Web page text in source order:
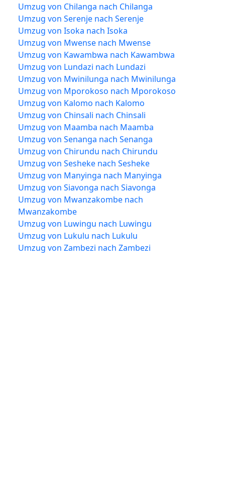
Umzug von Chilanga nach Chilanga
Umzug von Serenje nach Serenje
Umzug von Isoka nach Isoka
Umzug von Mwense nach Mwense
Umzug von Kawambwa nach Kawambwa
Umzug von Lundazi nach Lundazi
Umzug von Mwinilunga nach Mwinilunga
Umzug von Mporokoso nach Mporokoso
Umzug von Kalomo nach Kalomo
Umzug von Chinsali nach Chinsali
Umzug von Maamba nach Maamba
Umzug von Senanga nach Senanga
Umzug von Chirundu nach Chirundu
Umzug von Sesheke nach Sesheke
Umzug von Manyinga nach Manyinga
Umzug von Siavonga nach Siavonga
Umzug von Mwanzakombe nach
Mwanzakombe
Umzug von Luwingu nach Luwingu
Umzug von Lukulu nach Lukulu
Umzug von Zambezi nach Zambezi